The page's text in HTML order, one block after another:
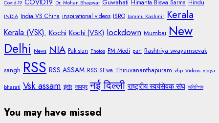
Covid-19 Dr. Mohan Bhagwat Guwahati Himanta Biswa Sarma Hindu
INDIA India VS China inspirational videos ISRO Jammu Kashmir Kerala
Kerala (VSK). Kochi Kochi (VSK) lockdown Mumbai New
Delhi News NIA Pakistan Photos PM Modi puri Rashtriya swayamsevak
sangh RSS RSS ASSAM RSS SEwa Thiruvananthapuram vhp Videos vidya
bharati Vsk assam इंदौर जयपुर नई दिल्ली राष्ट्रीय स्वयंसेवक संघ অলিম্পিক
You may have missed